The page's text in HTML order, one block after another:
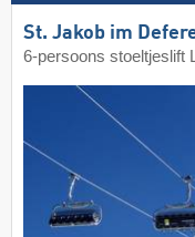
St. Jakob im
6-persoons stoeltjeslift